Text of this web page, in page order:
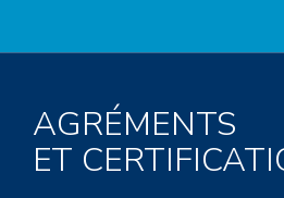
AGRÉMENTS
ET